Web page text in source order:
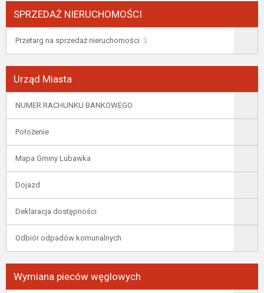
SPRZEDAŻ NIERUCHOMOŚCI
Przetarg na sprzedaż nieruchomości
Urząd Miasta
NUMER RACHUNKU BANKOWEGO
Położenie
Mapa Gminy Lubawka
Dojazd
Deklaracja dostępności
Odbiór odpadów komunalnych
Wymiana pieców węglowych